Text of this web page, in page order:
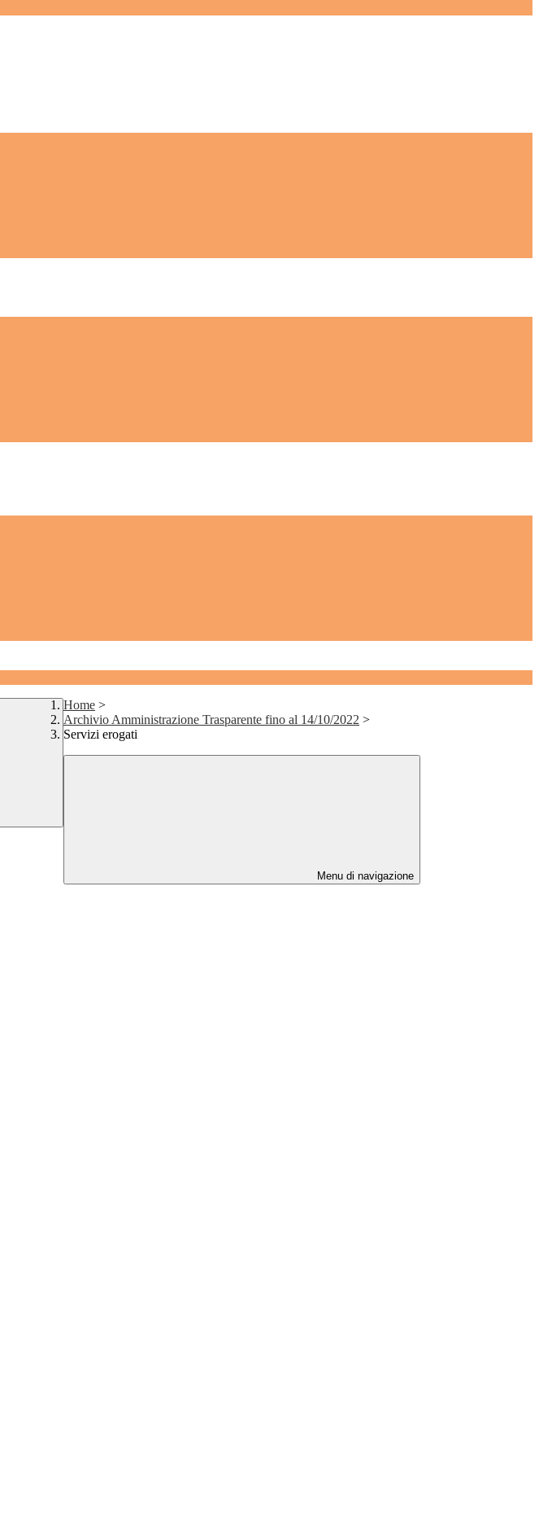
Home >
Archivio Amministrazione Trasparente fino al 14/10/2022 >
Servizi erogati
Menu di navigazione